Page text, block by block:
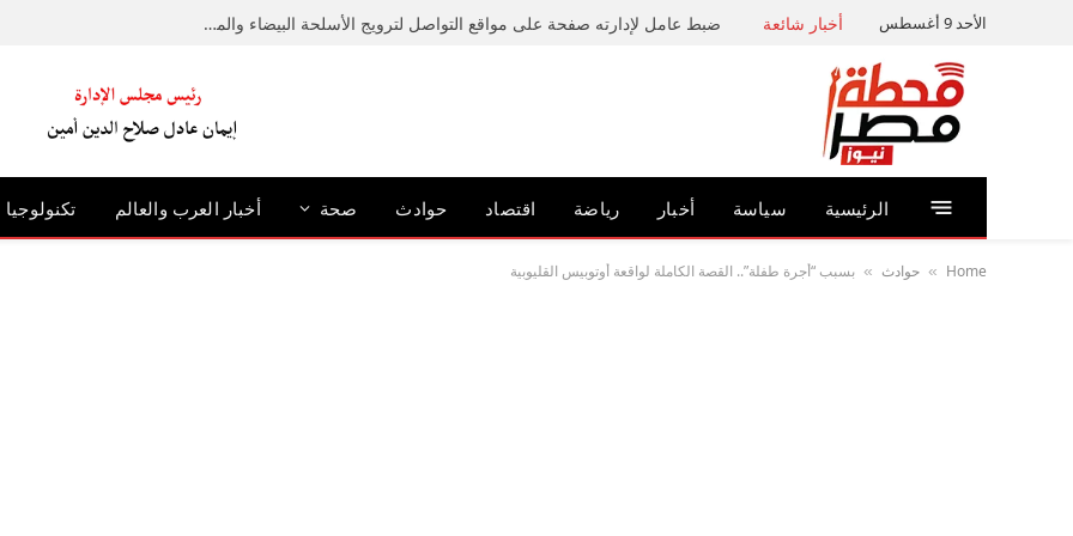
الأحد 9 أغسطس أخبار شائعة ضبط عامل لإدارته صفحة على مواقع التواصل لترويج الأسلحة البيضاء والمخدرات
الرئيسية سياسة أخبار رياضة اقتصاد حوادث صحة أخبار العرب والعالم تكنولوجيا
Home
» حوادث » بسبب “أجرة طفلة”.. القصة الكاملة لواقعة أوتوبيس القليوبية